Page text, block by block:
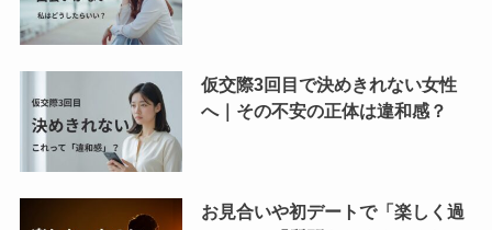
仮交際3回目で決めきれない女性
へ｜その不安の正体は違和感？
お見合いや初デートで「楽しく過